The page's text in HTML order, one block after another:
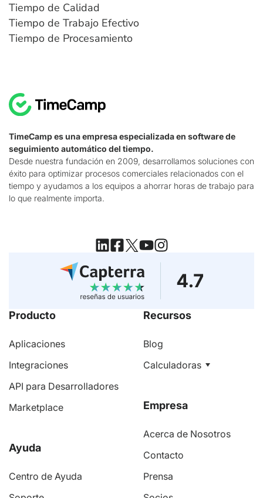
Tiempo de Calidad
Tiempo de Trabajo Efectivo
Tiempo de Procesamiento
TimeCamp es una empresa especializada en software de
seguimiento automático del tiempo.
Desde nuestra fundación en 2009, desarrollamos soluciones con
éxito para optimizar procesos comerciales relacionados con el
tiempo y ayudamos a los equipos a ahorrar horas de trabajo para
lo que realmente importa.
Producto
Aplicaciones
Integraciones
API para Desarrolladores
Marketplace
Ayuda
Centro de Ayuda
Recursos
Blog
Calculadoras
Empresa
Acerca de Nosotros
Contacto
Prensa